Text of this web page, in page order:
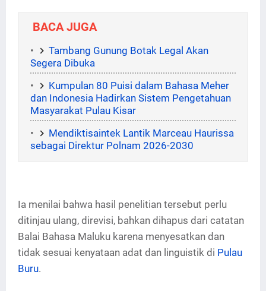
BACA JUGA
Tambang Gunung Botak Legal Akan
Segera Dibuka
Kumpulan 80 Puisi dalam Bahasa Meher
dan Indonesia Hadirkan Sistem Pengetahuan
Masyarakat Pulau Kisar
Mendiktisaintek Lantik Marceau Haurissa
sebagai Direktur Polnam 2026-2030
Ia menilai bahwa hasil penelitian tersebut perlu
ditinjau ulang, direvisi, bahkan dihapus dari catatan
Balai Bahasa Maluku karena menyesatkan dan
tidak sesuai kenyataan adat dan linguistik di Pulau
Buru.